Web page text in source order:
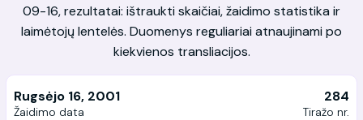
09-16, rezultatai: ištraukti skaičiai, žaidimo statistika ir
laimėtojų lentelės. Duomenys reguliariai atnaujinami po
kiekvienos transliacijos.
Rugsėjo 16, 2001
Žaidimo data
284
Tiražo nr.